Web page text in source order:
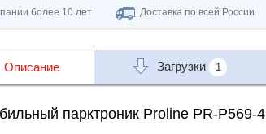
более 10 лет Доставка по всей России
Описание Загрузки 1
парктроник Proline PR-P569-4